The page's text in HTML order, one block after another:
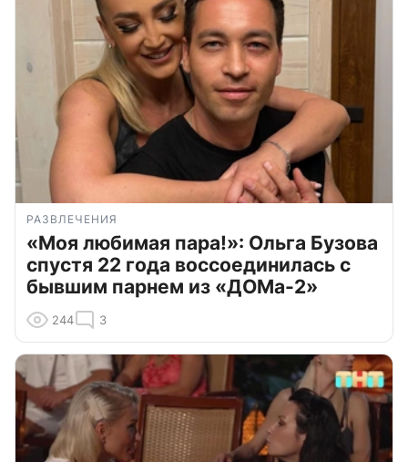
РАЗВЛЕЧЕНИЯ
«Моя любимая пара!»: Ольга Бузова
спустя 22 года воссоединилась с
бывшим парнем из «ДОМа-2»
244 3